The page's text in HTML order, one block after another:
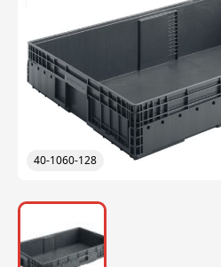
40-1060-128